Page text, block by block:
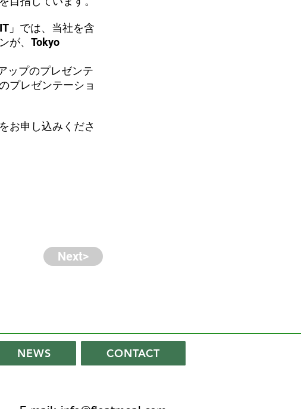
」では、当社を含
が、Tokyo
ップのプレゼンテ
プレゼンテーショ
お申し込みくださ
Next>
NEWS CONTACT